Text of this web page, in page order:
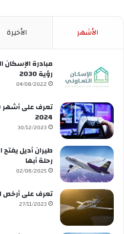
الأشهر الأخيرة
مبادرة
رؤية 2030
04/08/2022
2024
30/12/2023
طيران أديل
رحلة أبها
02/06/2025
تعرف على أرخص
27/11/2023